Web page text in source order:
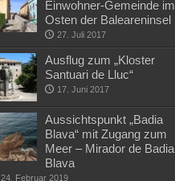
Einwohner-Gemeinde im
Osten der Baleareninsel
27. Juli 2017
Ausflug zum „Kloster
Santuari de Lluc“
17. Juni 2017
Aussichtspunkt „Badia
Blava“ mit Zugang zum
Meer – Mirador de Badia
Blava
24. Februar 2019